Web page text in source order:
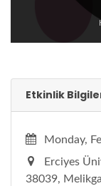
Etkinlik
Monday,
Erciyes
38039,